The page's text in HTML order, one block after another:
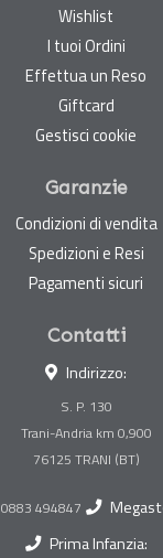
Wishlist
I tuoi Ordini
Effettua un Reso
Giftcard
Gestisci cookie
Garanzie
Condizioni di vendita
Spedizioni e Resi
Pagamenti sicuri
Contatti
Indirizzo:
S. P. 130
Trani-Andria km 0,900
0883 494847
Prima Infanzia: